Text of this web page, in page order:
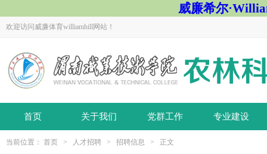
威廉希尔
欢迎访问威廉体育williamhill网站！
首页 关于我们 党群工作 专业建设
当前位置： 首页 > 人才招聘 > 招聘信息 > 正文